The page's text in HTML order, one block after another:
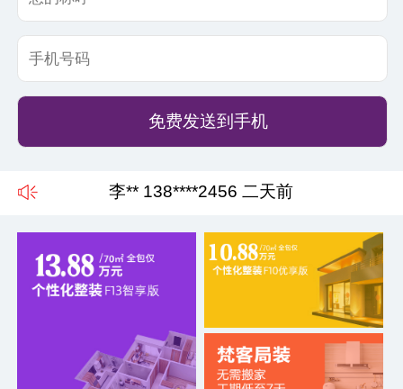
免费发送到手机
李** 138****2456 二天前